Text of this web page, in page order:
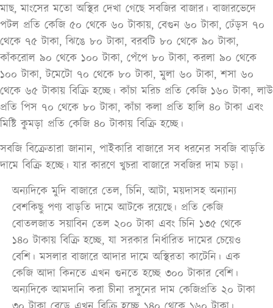
মাছ, মাংসের মতো অস্থির দেখা গেছে সবজির বাজার। বাজারভেদে
পটল প্রতি কেজি ৫০ থেকে ৬০ টাকায়, বেগুন ৬০ টাকা, ঢেঁড়স ৭০
থেকে ৭৫ টাকা, ঝিঙে ৮০ টাকা, বরবটি ৮০ থেকে ৯০ টাকা,
কাঁকরোল ৯০ থেকে ১০০ টাকা, পেঁপে ৮০ টাকা, করলা ৯০ থেকে
১০০ টাকা, টমেটো ৭০ থেকে ৮০ টাকা, মুলা ৬০ টাকা, শসা ৬০
থেকে ৬৫ টাকায় বিক্রি হচ্ছে। কাঁচা মরিচ প্রতি কেজি ১৬০ টাকা, লাউ
প্রতি পিস ৭০ থেকে ৮০ টাকা, কাঁচা কলা প্রতি হালি ৪০ টাকা এবং
মিষ্টি কুমড়া প্রতি কেজি ৪০ টাকায় বিক্রি হচ্ছে।
সবজি বিক্রেতারা জানান, পাইকারি বাজারে সব ধরনের সবজি বাড়তি
দামে বিক্রি হচ্ছে। যার কারণে খুচরা বাজারে সবজির দাম চড়া।
অন্যদিকে মুদি বাজারে তেল, চিনি, আটা, ময়দাসহ অন্যান্য
বেশকিছু পণ্য বাড়তি দামে আটকে রয়েছে। প্রতি কেজি
বোতলজাত সয়াবিন তেল ২০০ টাকা এবং চিনি ১৩৫ থেকে
১৪০ টাকায় বিক্রি হচ্ছে, যা সরকার নির্ধারিত দামের চেয়েও
বেশি। মসলার বাজারে আদার দামে অস্থিরতা কাটেনি। এক
কেজি আদা কিনতে এখন গুনতে হচ্ছে ৩০০ টাকার বেশি।
অন্যদিকে আমদানি করা চীনা রসুনের দাম কেজিপ্রতি ২০ টাকা